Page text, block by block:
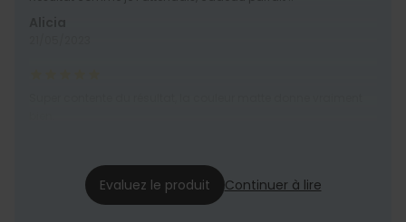
Evaluez le produit Continuer à lire